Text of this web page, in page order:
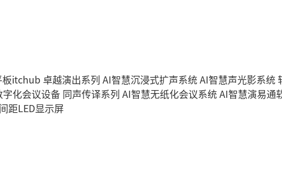
板itchub 卓越演出系列 AI智慧沉浸式扩声系统AI智慧声光影系统
字化会议设备 同声传译系列 AI智慧无纸化会议系统AI智慧演易通
距LED显示屏